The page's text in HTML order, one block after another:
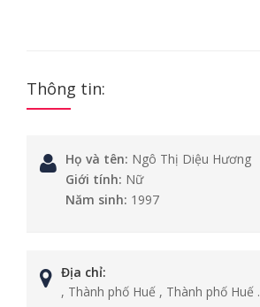
Thông tin:
Họ và tên: Ngô Thị Diệu Hương
Giới tính: Nữ
Năm sinh: 1997
Địa chỉ:
, Thành phố Huế , Thành phố Huế .